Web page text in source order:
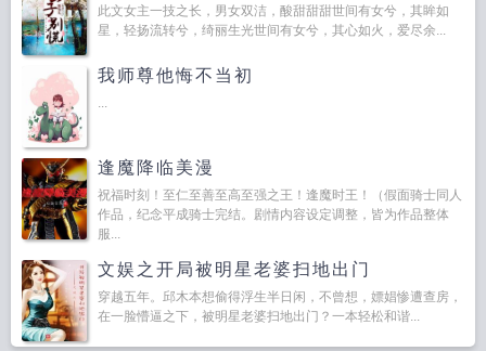
此文女主一技之长，男女双洁，酸甜甜甜世间有女兮，其眸如
星，轻扬流转兮，绮丽生光世间有女兮，其心如火，爱尽余...
我师尊他悔不当初
...
逢魔降临美漫
祝福时刻！至仁至善至高至强之王！逢魔时王！（假面骑士同人
作品，纪念平成骑士完结。剧情内容设定调整，皆为作品整体
服...
文娱之开局被明星老婆扫地出门
穿越五年。邱木本想偷得浮生半日闲，不曾想，嫖娼惨遭查房，
在一脸懵逼之下，被明星老婆扫地出门？一本轻松和谐...